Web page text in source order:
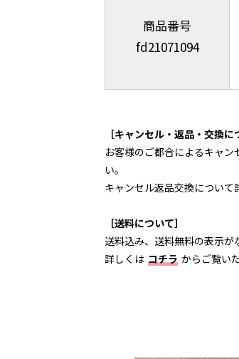
商品番号
fd21071094
［キャンセル・返品・交換に
お客様のご都合によるキャ
い。
キャンセル返品交換について
［送料について］
送料込み、送料無料の表示が
詳しくは コチラ からご覧い